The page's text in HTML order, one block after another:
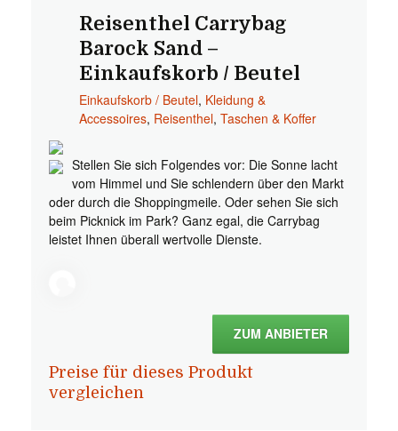
Reisenthel Carrybag
Barock Sand –
Einkaufskorb / Beutel
Einkaufskorb / Beutel, Kleidung &
Accessoires, Reisenthel, Taschen & Koffer
Stellen Sie sich Folgendes vor: Die Sonne lacht
vom Himmel und Sie schlendern über den Markt
oder durch die Shoppingmeile. Oder sehen Sie sich
beim Picknick im Park? Ganz egal, die Carrybag
leistet Ihnen überall wertvolle Dienste.
ZUM ANBIETER
Preise für dieses Produkt
vergleichen